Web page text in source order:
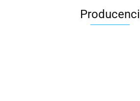
Producenci